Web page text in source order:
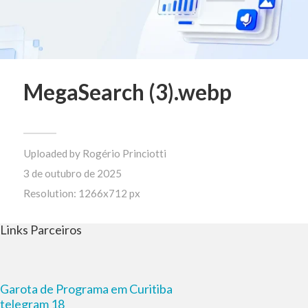
MegaSearch (3).webp
Uploaded by Rogério Princiotti
3 de outubro de 2025
Resolution: 1266x712 px
Links Parceiros
Garota de Programa em Curitiba
telegram 18